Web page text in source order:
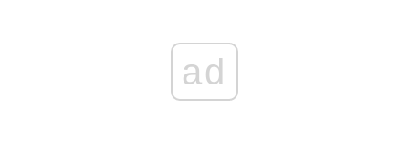
ad